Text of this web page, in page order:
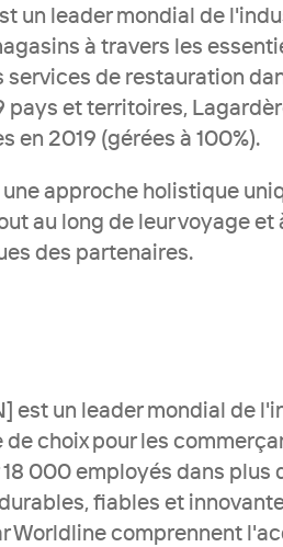
un leader mondial de
à travers les
de restauration
et territoires,
en 2019 (gérées à 100%).
approche holistique
au long de leur voyage
des partenaires.
est un leader mondial de
choix pour les
000 employés dans plus
fiables et
Worldline comprennent